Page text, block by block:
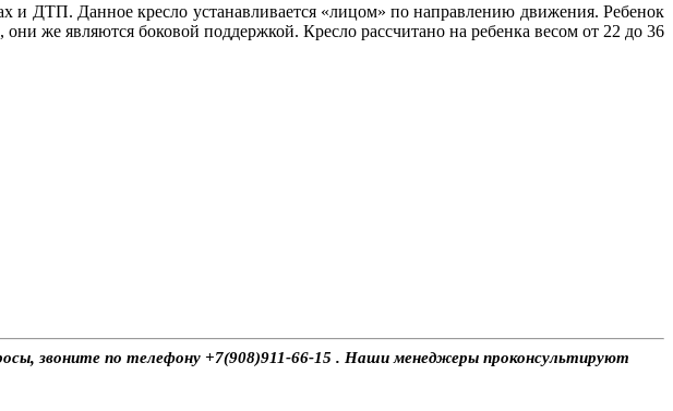
и ДТП. Данное кресло устанавливается «лицом» по направлению движения. Ребенок
же являются боковой поддержкой. Кресло рассчитано на ребенка весом от 22 до 36
звоните по телефону +7(908)911-66-15 . Наши менеджеры проконсультируют